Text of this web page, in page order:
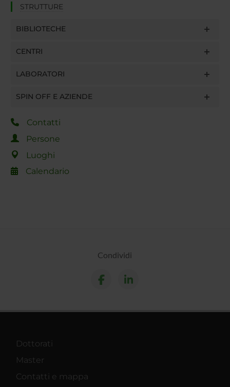
STRUTTURE
BIBLIOTECHE
CENTRI
LABORATORI
SPIN OFF E AZIENDE
Contatti
Persone
Luoghi
Calendario
Condividi
Dottorati
Master
Contatti e mappa